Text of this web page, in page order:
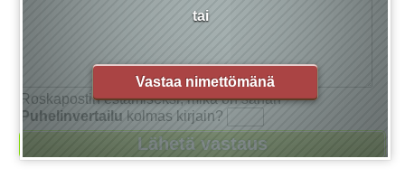
tai
Vastaa nimettömänä
Roskapostin estämiseksi, mikä on sanan
Puhelinvertailu kolmas kirjain?